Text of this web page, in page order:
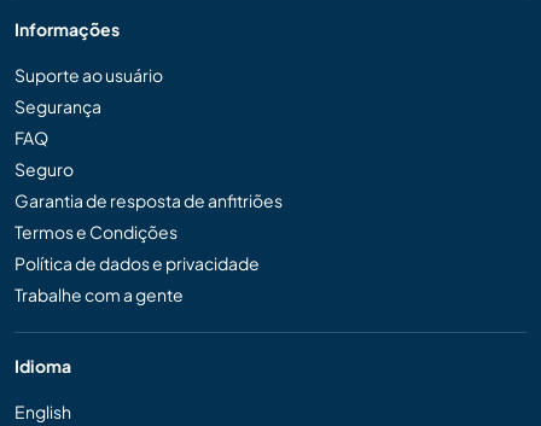
Informações
Suporte ao usuário
Segurança
FAQ
Seguro
Garantia de resposta de anfitriões
Termos e Condições
Política de dados e privacidade
Trabalhe com a gente
Idioma
English